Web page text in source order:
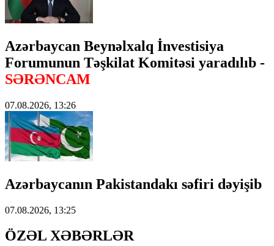
Azərbaycan Beynəlxalq İnvestisiya
Forumunun Təşkilat Komitəsi yaradılıb -
SƏRƏNCAM
07.08.2026, 13:26
Azərbaycanın Pakistandakı səfiri dəyişib
07.08.2026, 13:25
ÖZƏL XƏBƏRLƏR